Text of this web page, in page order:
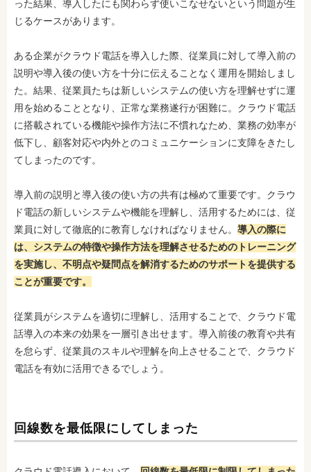
った結果、導入したにも関わらず使いこなせないという問題が生
じるケースがあります。
ある企業がクラウド電話を導入した際、従業員に対して導入前の
説明や導入後の使い方を十分に伝えることなく運用を開始しまし
た。結果、従業員たちは新しいシステムの使い方を理解せずに運
用を始めることとなり、正常な業務遂行が困難に。クラウド電話
に搭載されている機能や操作方法に不慣れなため、業務の効率が
低下し、顧客対応や内外とのコミュニケーションに支障をきたし
てしまったのです。
導入前の説明と導入後の使い方の共有は極めて重要です。クラウ
ド電話の新しいシステムや機能を理解し、活用するためには、従
業員に対して徹底的に教育しなければなりません。 導入の際に
は、システムの特徴や操作方法を理解させるためのトレーニング
を実施し、不明点や疑問点を解消するためのサポートを提供する
ことが重要です。
従業員がシステムを適切に理解し、活用することで、クラウド電
話導入の本来の効果を一層引き出せます。導入前後の教育や共有
を怠らず、従業員のスキルや理解を向上させることで、クラウド
電話を有効に活用できるでしょう。
回線数を最低限にしてしまった